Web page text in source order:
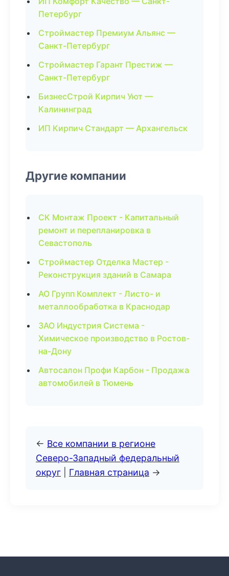
Петербург
Строймастер Премиум Альянс —
Санкт-Петербург
Строймастер Гарант Престиж —
Санкт-Петербург
БизнесСтрой Кирпич Уют —
Калининград
ИП Кирпич Стандарт — Архангельск
Другие компании
СК Монтаж Проект - Капитальный
ремонт и перепланировка в
Севастополь
Строймастер Отделка Мастер -
Реконструкция зданий в Самара
АО Групп Комплект - Листо- и
металлообработка в Краснодар
ЗАО Индустрия Система -
Химическое производство в Ростов-
на-Дону
Автосалон Профи Карбон - Продажа
автомобилей в Тюмень
← Все компании в регионе
Северо-Западный федеральный
округ
Главная страница →